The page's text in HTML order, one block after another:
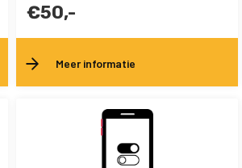
€50,-
Meer informatie